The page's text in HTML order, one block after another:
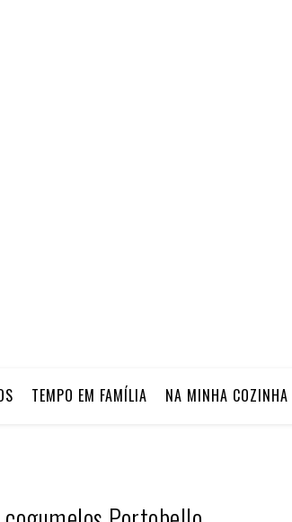
TEMPO EM FAMÍLIA NA MINHA COZINHA